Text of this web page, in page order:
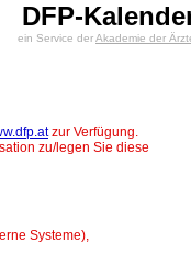
DFP-
ein Service derAkademie der
zur Verfügung.
zu/legen Sie diese
Systeme),